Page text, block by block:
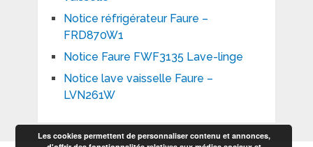
Notice réfrigérateur Faure –
FRD870W1
Notice Faure FWF3135 Lave-linge
Notice lave vaisselle Faure –
LVN261W
Les cookies permettent de personnaliser contenu et annonces,